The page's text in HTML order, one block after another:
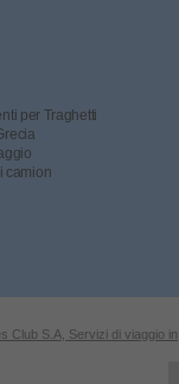
per Traghetti
camion
Club S.A, Servizi di viaggio in